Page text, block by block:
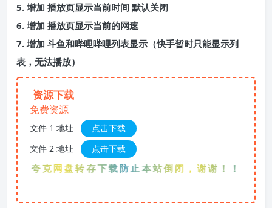
5. 增加 播放页显示当前时间 默认关闭
6. 增加 播放页显示当前的网速
7. 增加 斗鱼和哔哩哔哩列表显示（快手暂时只能显示列
表，无法播放）
资源下载
免费资源
文件 1 地址
点击下载
文件 2 地址
点击下载
夸克网盘转存下载防止本站倒闭，谢谢！！！